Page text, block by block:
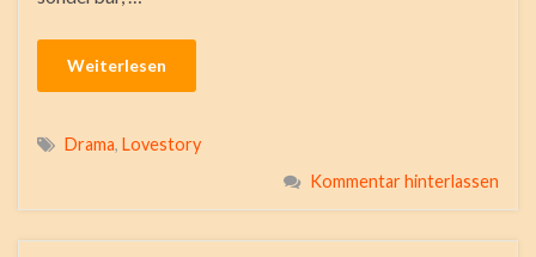
Weiterlesen
Drama, Lovestory
Kommentar hinterlassen